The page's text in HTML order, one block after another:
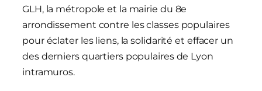
GLH, la métropole et la mairie du 8e
arrondissement contre les classes populaires
pour éclater les liens, la solidarité et effacer un
des derniers quartiers populaires de Lyon
intramuros.